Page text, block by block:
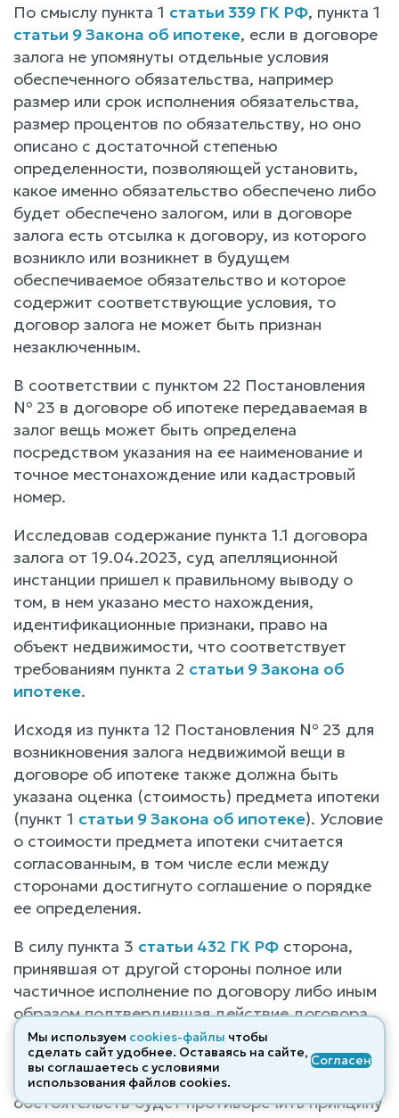
По смыслу пункта 1 статьи 339 ГК РФ, пункта 1
статьи 9 Закона об ипотеке, если в договоре
залога не упомянуты отдельные условия
обеспеченного обязательства, например
размер или срок исполнения обязательства,
размер процентов по обязательству, но оно
описано с достаточной степенью
определенности, позволяющей установить,
какое именно обязательство обеспечено либо
будет обеспечено залогом, или в договоре
залога есть отсылка к договору, из которого
возникло или возникнет в будущем
обеспечиваемое обязательство и которое
содержит соответствующие условия, то
договор залога не может быть признан
незаключенным.
В соответствии с пунктом 22 Постановления
№ 23 в договоре об ипотеке передаваемая в
залог вещь может быть определена
посредством указания на ее наименование и
точное местонахождение или кадастровый
номер.
Исследовав содержание пункта 1.1 договора
залога от 19.04.2023, суд апелляционной
инстанции пришел к правильному выводу о
том, в нем указано место нахождения,
идентификационные признаки, право на
объект недвижимости, что соответствует
требованиям пункта 2 статьи 9 Закона об
ипотеке.
Исходя из пункта 12 Постановления № 23 для
возникновения залога недвижимой вещи в
договоре об ипотеке также должна быть
указана оценка (стоимость) предмета ипотеки
(пункт 1 статьи 9 Закона об ипотеке). Условие
о стоимости предмета ипотеки считается
согласованным, в том числе если между
сторонами достигнуто соглашение о порядке
ее определения.
В силу пункта 3 статьи 432 ГК РФ сторона,
принявшая от другой стороны полное или
частичное исполнение по договору либо иным
образом подтвердившая действие договора,
не вправе требовать признания этого
договора незаключенным, если заявление
такого требования с учетом конкретных
обстоятельств будет противоречить принципу
Мы используем cookies-файлы чтобы
сделать сайт удобнее. Оставаясь на сайте,
вы соглашаетесь с условиями
использования файлов cооkies.
Согласен